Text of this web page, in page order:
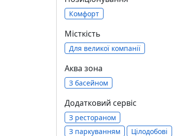
Комфорт
Місткість
Для великої компанії
Аква зона
З басейном
Додатковий сервіс
З рестораном
З паркуванням
Цілодобові